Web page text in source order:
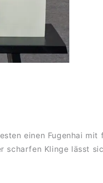
einen Fugenhai
Klinge lässt